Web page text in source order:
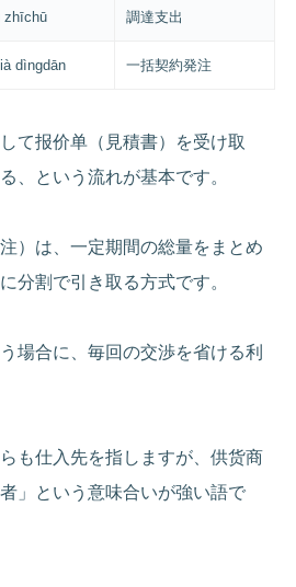
zhīchū 調達支出
dìngdān 一括契約発注
て报价单（見積書）を受け取
、という流れが基本です。
）は、一定期間の総量をまとめ
分割で引き取る方式です。
場合に、毎回の交渉を省ける利
も仕入先を指しますが、供货商
」という意味合いが強い語で